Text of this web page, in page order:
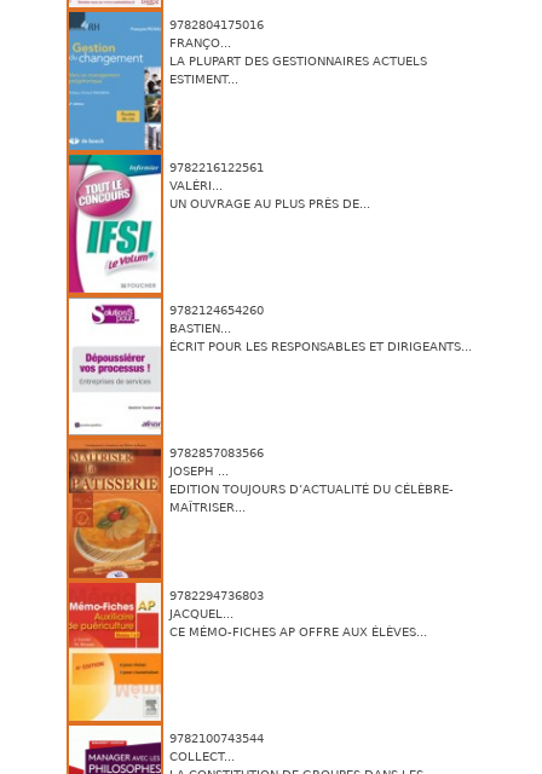
9782804175016
FRANÇO...
LA PLUPART DES GESTIONNAIRES ACTUELS
ESTIMENT...
9782216122561
VALÉRI...
UN OUVRAGE AU PLUS PRÈS DE...
9782124654260
BASTIEN...
ÉCRIT POUR LES RESPONSABLES ET DIRIGEANTS...
9782857083566
JOSEPH ...
EDITION TOUJOURS D’ACTUALITÉ DU CÉLÈBRE-
MAÎTRISER...
9782294736803
JACQUEL...
CE MÉMO-FICHES AP OFFRE AUX ÉLÈVES...
9782100743544
COLLECT...